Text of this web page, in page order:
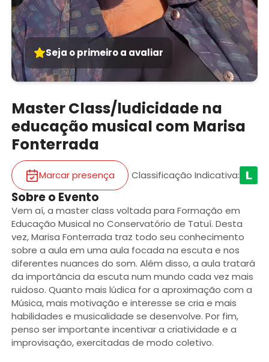
Seja o primeiro a avaliar
Master Class/ludicidade na
educação musical com Marisa
Fonterrada
Marcar presença Classificação Indicativa:
Sobre o Evento
Vem aí, a master class voltada para Formação em
Educação Musical no Conservatório de Tatuí. Desta
vez, Marisa Fonterrada traz todo seu conhecimento
sobre a aula em uma aula focada na escuta e nos
diferentes nuances do som. Além disso, a aula tratará
da importância da escuta num mundo cada vez mais
ruidoso. Quanto mais lúdica for a aproximação com a
Música, mais motivação e interesse se cria e mais
habilidades e musicalidade se desenvolve. Por fim,
penso ser importante incentivar a criatividade e a
improvisação, exercitadas de modo coletivo.